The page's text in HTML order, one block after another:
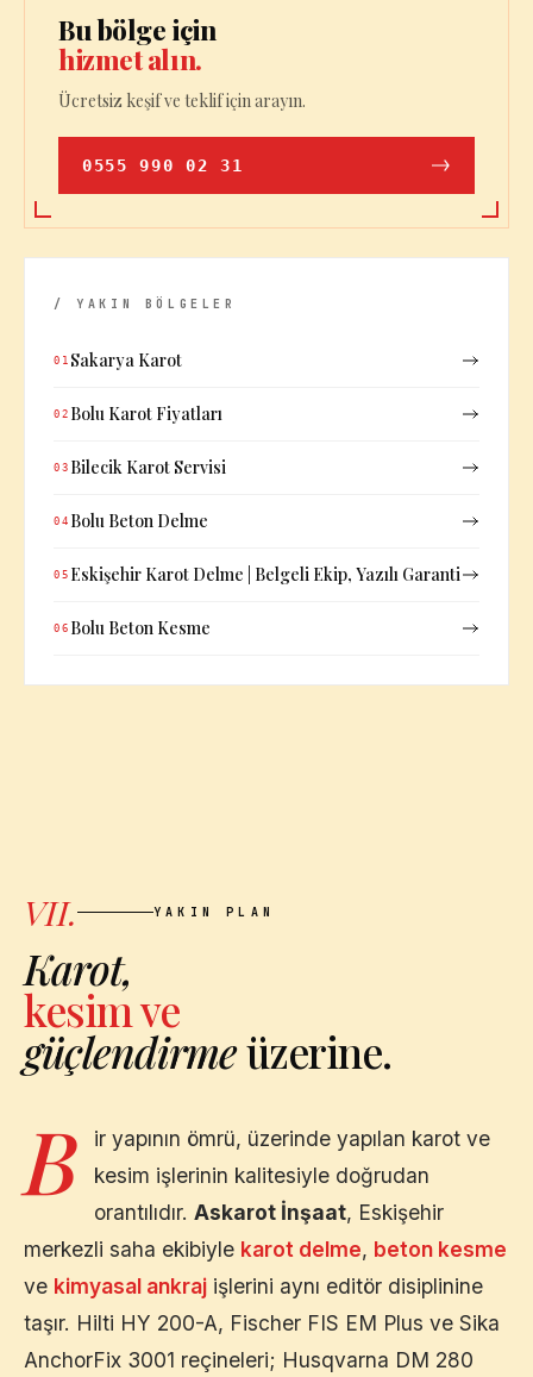
Bu bölge için
hizmet alın.
Ücretsiz keşif ve teklif için arayın.
0555 990 02 31
/ YAKIN BÖLGELER
01 Sakarya Karot
02 Bolu Karot Fiyatları
03 Bilecik Karot Servisi
04 Bolu Beton Delme
05 Eskişehir Karot Delme | Belgeli Ekip, Yazılı Garanti
06 Bolu Beton Kesme
VII. YAKIN PLAN
Karot,
kesim ve
güçlendirmeüzerine.
B
ir yapının ömrü, üzerinde yapılan karot ve
kesim işlerinin kalitesiyle doğrudan
orantılıdır. Askarot İnşaat, Eskişehir
merkezli saha ekibiyle karot delme, beton kesme
ve kimyasal ankraj işlerini aynı editör disiplinine
taşır. Hilti HY 200-A, Fischer FIS EM Plus ve Sika
AnchorFix 3001 reçineleri; Husqvarna DM 280